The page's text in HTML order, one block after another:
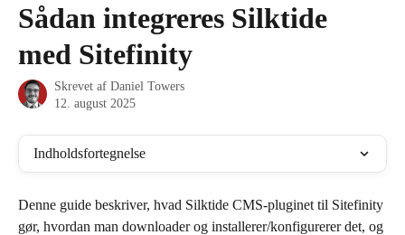
Sådan integreres Silktide
med Sitefinity
Skrevet af Daniel Towers
12. august 2025
Indholdsfortegnelse
Denne guide beskriver, hvad Silktide CMS-pluginet til Sitefinity
gør, hvordan man downloader og installerer/konfigurerer det, og